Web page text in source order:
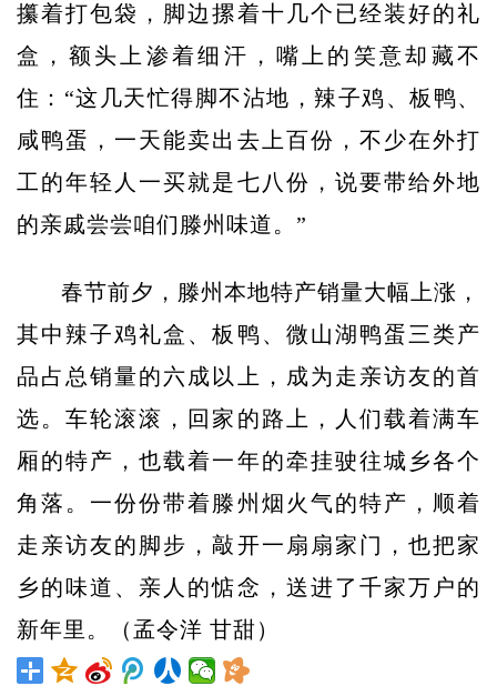
攥着打包袋，脚边摞着十几个已经装好的礼
盒，额头上渗着细汗，嘴上的笑意却藏不
住：“这几天忙得脚不沾地，辣子鸡、板鸭、
咸鸭蛋，一天能卖出去上百份，不少在外打
工的年轻人一买就是七八份，说要带给外地
的亲戚尝尝咱们滕州味道。”
春节前夕，滕州本地特产销量大幅上涨，
其中辣子鸡礼盒、板鸭、微山湖鸭蛋三类产
品占总销量的六成以上，成为走亲访友的首
选。车轮滚滚，回家的路上，人们载着满车
厢的特产，也载着一年的牵挂驶往城乡各个
角落。一份份带着滕州烟火气的特产，顺着
走亲访友的脚步，敲开一扇扇家门，也把家
乡的味道、亲人的惦念，送进了千家万户的
新年里。（孟令洋 甘甜）